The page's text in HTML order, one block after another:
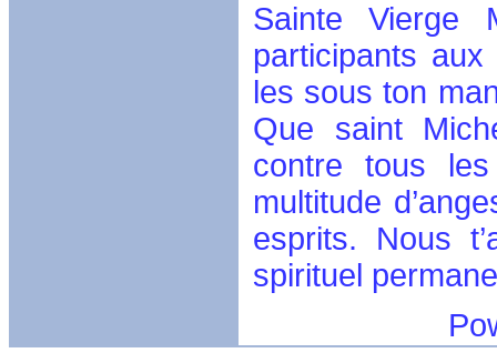
Sainte Vierge
participants
les sous ton
Que saint
contre tous les
multitude
esprits. Nous
spirituel
Powerful